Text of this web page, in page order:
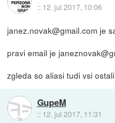
:: 12. jul 2017, 10:06
janez.novak@gmail.com je
pravi email je
zgleda so aliasi tudi vsi
GupeM
:: 12. jul 2017, 11:31